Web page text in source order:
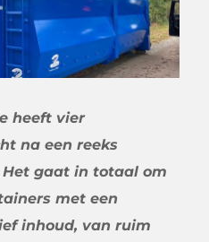
heeft vier
na een reeks
gaat in totaal om
met een
inhoud, van ruim